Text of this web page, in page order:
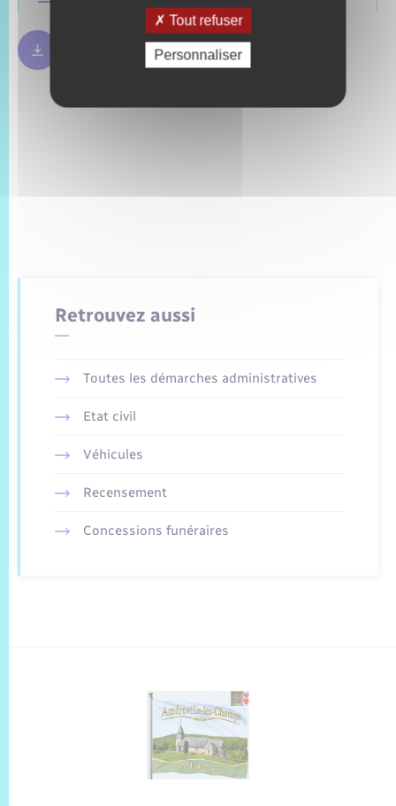
Règles bulletin de vote
Retrouvez aussi
Toutes les démarches administratives
Etat civil
Véhicules
Recensement
Concessions funéraires
Tout refuser
Personnaliser